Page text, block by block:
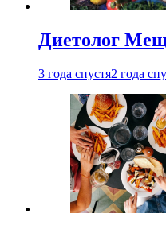
Диетолог
3 года спустя2 года